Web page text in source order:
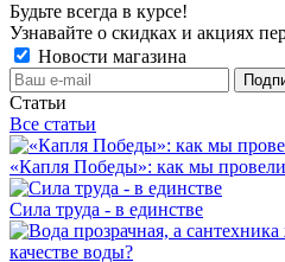
Будьте всегда в курсе!
Узнавайте о скидках и акциях
Новости магазина
Статьи
Все статьи
«Капля Победы»: как мы
Сила труда - в единстве